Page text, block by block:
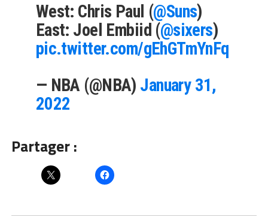
West: Chris Paul (@Suns)
East: Joel Embiid (@sixers)
pic.twitter.com/gEhGTmYnFq
— NBA (@NBA) January 31,
2022
Partager :